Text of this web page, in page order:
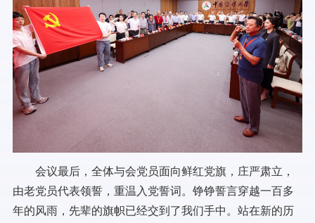
会议最后，全体与会党员面向鲜红党旗，庄严肃立，
由老党员代表领誓，重温入党誓词。铮铮誓言穿越一百多
年的风雨，先辈的旗帜已经交到了我们手中。站在新的历